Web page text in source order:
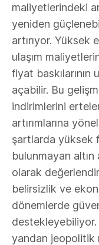
maliyetlerindeki
yeniden
artırıyor. Yüksek
ulaşım
fiyat
açabilir. Bu
indirimlerini
artırımlarına
şartlarda yüksek
bulunmayan altın
olarak
belirsizlik ve
dönemlerde
yandan jeopolitik